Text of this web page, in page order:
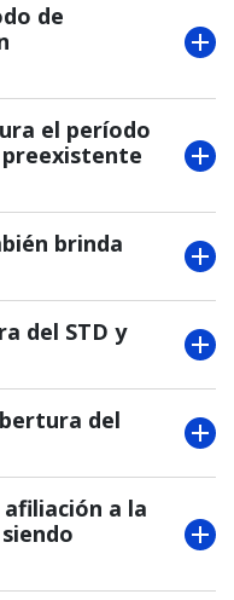
de
el período
brinda
del STD y
del
a la